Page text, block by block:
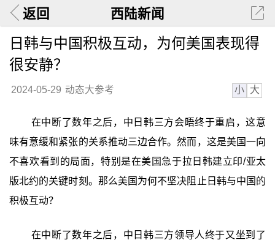
返回 西陆新闻
日韩与中国积极互动，为何美国表现得
很安静？
2024-05-29 动态大参考 小 大
在中断了数年之后，中日韩三方会晤终于重启，这意
味有意缓和紧张的关系推动三边合作。然而，这是美国一向
不喜欢看到的局面，特别是在美国急于拉日韩建立印/亚太
版北约的关键时刻。那么美国为何不坚决阻止日韩与中国的
积极互动？
在中断了数年之后，中日韩三方领导人终于又坐到了